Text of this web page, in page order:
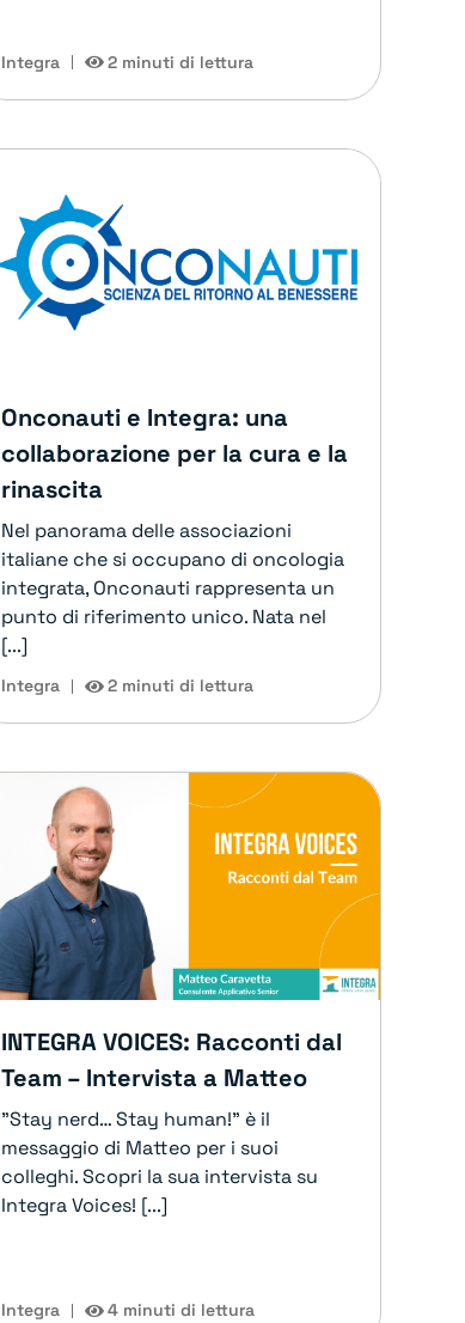
Integra 2 minuti di lettura
Onconauti e Integra: una
collaborazione per la cura e la
rinascita
Nel panorama delle associazioni
italiane che si occupano di oncologia
integrata, Onconauti rappresenta un
punto di riferimento unico. Nata nel
[...]
Integra 2 minuti di lettura
INTEGRA VOICES: Racconti dal
Team – Intervista a Matteo
"Stay nerd… Stay human!" è il
messaggio di Matteo per i suoi
colleghi. Scopri la sua intervista su
Integra Voices! [...]
Integra 4 minuti di lettura